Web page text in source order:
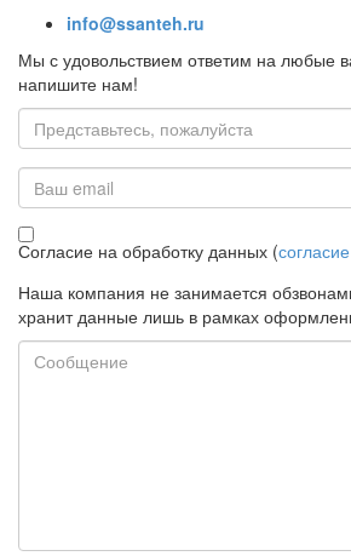
23780 POER PTG10_433 Gateway (WiFi
POER 433МГц
Под заказ
Цена: 3 982 р.
ваша скидка:0р.
info@ssanteh.ru
Мы с удовольствием ответим на любые
напишите нам!
Имя
Email
Согласие на обработку данных (
Наша компания не занимается
хранит данные лишь в рамках
Сообщение